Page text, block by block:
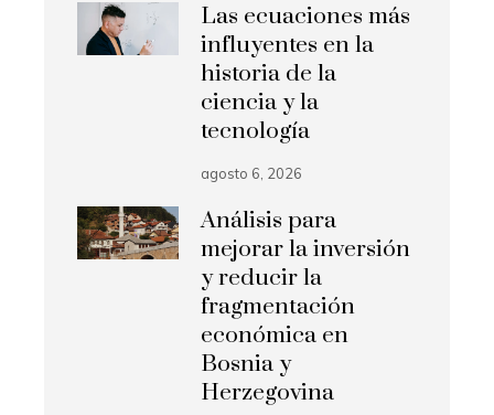
Las ecuaciones más
influyentes en la
historia de la
ciencia y la
tecnología
agosto 6, 2026
Análisis para
mejorar la inversión
y reducir la
fragmentación
económica en
Bosnia y
Herzegovina